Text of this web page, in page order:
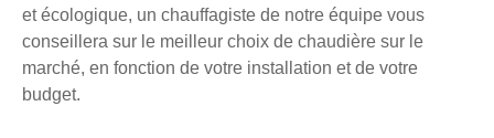
et écologique, un chauffagiste de notre équipe vous
conseillera sur le meilleur choix de chaudière sur le
marché, en fonction de votre installation et de votre
budget.